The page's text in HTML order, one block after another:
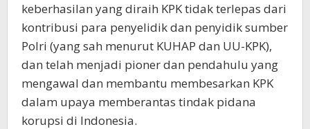
keberhasilan yang diraih KPK tidak terlepas dari
kontribusi para penyelidik dan penyidik sumber
Polri (yang sah menurut KUHAP dan UU-KPK),
dan telah menjadi pioner dan pendahulu yang
mengawal dan membantu membesarkan KPK
dalam upaya memberantas tindak pidana
korupsi di Indonesia.